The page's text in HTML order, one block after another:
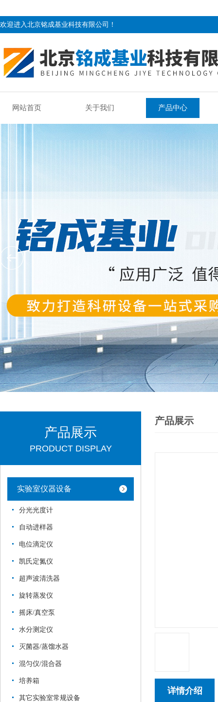
欢迎进入北京铭成基业科技有限公司！
网站首页 关于我们 产品中心
产品展示
PRODUCT DISPLAY
实验室仪器设备
分光光度计
自动进样器
电位滴定仪
凯氏定氮仪
超声波清洗器
旋转蒸发仪
摇床/真空泵
水分测定仪
灭菌器/蒸馏水器
混匀仪/混合器
培养箱
其它实验室常规设备
产品展示
详情介绍